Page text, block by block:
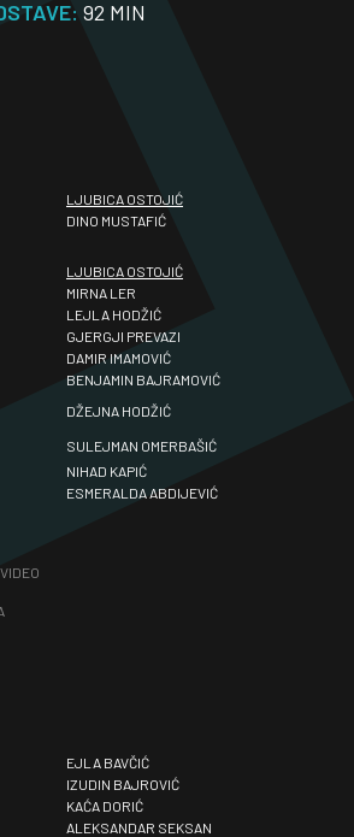
92 MIN
LJUBICA OSTOJIĆ
DINO MUSTAFIĆ
LJUBICA OSTOJIĆ
MIRNA LER
LEJLA HODŽIĆ
GJERGJI PREVAZI
DAMIR IMAMOVIĆ
BENJAMIN BAJRAMOVIĆ
DŽEJNA HODŽIĆ
SULEJMAN OMERBAŠIĆ
NIHAD KAPIĆ
ESMERALDA ABDIJEVIĆ
EJLA BAVČIĆ
IZUDIN BAJROVIĆ
KAĆA DORIĆ
ALEKSANDAR SEKSAN